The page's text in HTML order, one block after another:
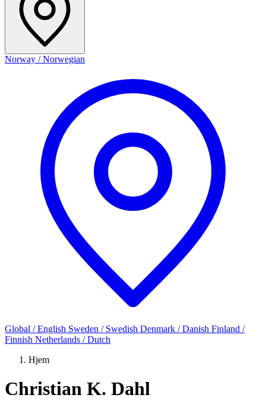
Norway / Norwegian
Global / English Sweden / Swedish Denmark / Danish Finland /
Finnish Netherlands / Dutch
Hjem
Christian K. Dahl